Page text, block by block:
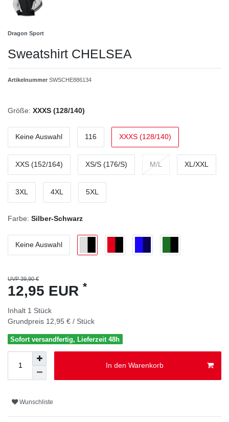
Dragon Sport
Sweatshirt CHELSEA
Artikelnummer SWSCHE886134
Größe: XXXS (128/140)
Keine Auswahl 116 XXXS (128/140)
XXS (152/164) XS/S (176/S) M/L XL/XXL
3XL 4XL 5XL
Farbe: Silber-Schwarz
Keine Auswahl
UVP 39,90 €
12,95 EUR *
Inhalt 1 Stück
Grundpreis 12,95 € / Stück
Sofort versandfertig, Lieferzeit 48h
In den Warenkorb
Wunschliste